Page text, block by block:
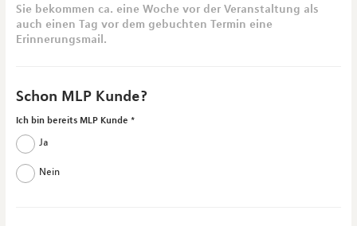
Sie bekommen ca. eine Woche vor der Veranstaltung als
auch einen Tag vor dem gebuchten Termin eine
Erinnerungsmail.
Schon MLP Kunde?
Ich bin bereits MLP Kunde
Ja
Nein